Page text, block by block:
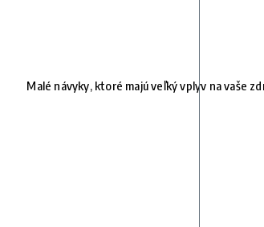
Malé návyky, ktoré majú veľký vplyv na vaše